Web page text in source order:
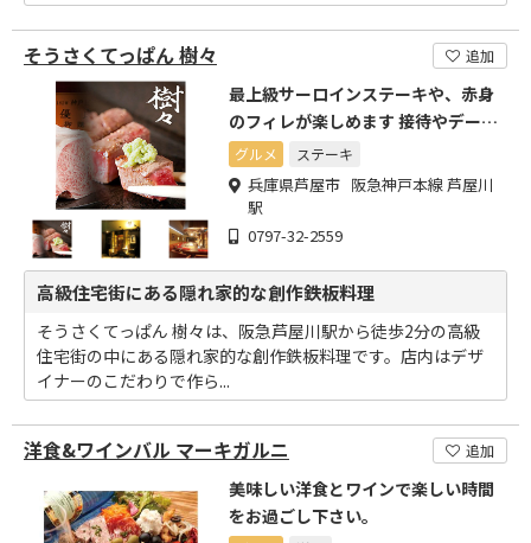
そうさくてっぱん 樹々 追加
最上級サーロインステーキや、赤身
のフィレが楽しめます 接待やデー
ト、記念日のご利用にどうぞ
グルメ ステーキ
兵庫県芦屋市 阪急神戸本線 芦屋川
駅
0797-32-2559
高級住宅街にある隠れ家的な創作鉄板料理
そうさくてっぱん 樹々は、阪急芦屋川駅から徒歩2分の高級
住宅街の中にある隠れ家的な創作鉄板料理です。店内はデザ
イナーのこだわりで作ら...
洋食&ワインバル マーキガルニ 追加
美味しい洋食とワインで楽しい時間
をお過ごし下さい。